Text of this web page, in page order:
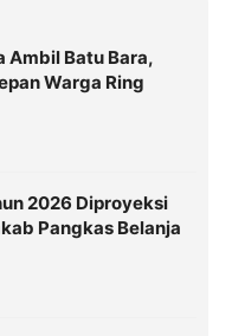
Ambil Batu Bara,
Warga Ring
2026 Diproyeksi
Pangkas Belanja